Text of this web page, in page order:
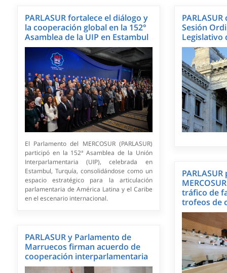
Sesión
Legislativo
PARLASUR fortalece el diálogo y
la cooperación global en la 152°
Asamblea de la UIP en Estambul
El Parlamento del MERCOSUR (PARLASUR)
participó en la 152ª Asamblea de la Unión
Interparlamentaria (UIP), celebrada en
Estambul, Turquía, consolidándose como un
espacio estratégico para la articulación
parlamentaria de América Latina y el Caribe
en el escenario internacional.
tráfico de
trofeos de
PARLASUR y Parlamento de
Marruecos firman acuerdo de
cooperación interparlamentaria